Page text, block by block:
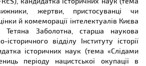
жертви, пристосуванці чи
й комеморації інтелектуалів Києва
Заболотна, старша наукова
історичного відділу Інституту історії
історичних наук (тема «Слідами
періоду нацистської окупації в